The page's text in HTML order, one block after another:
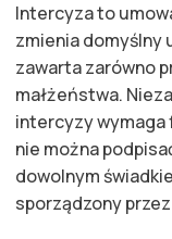
Intercyza to
zmienia domyślny
zawarta zarówno
małżeństwa.
intercyzy
nie można
dowolnym
sporządzony